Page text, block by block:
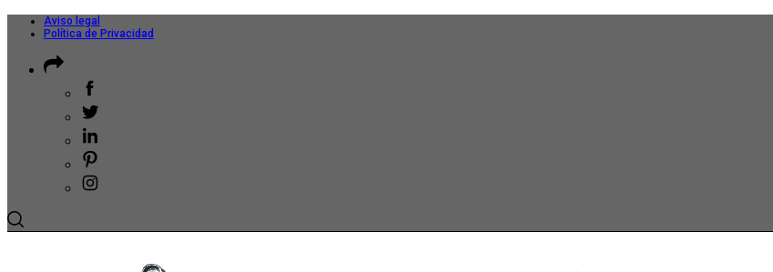
Aviso legal
Política de Privacidad